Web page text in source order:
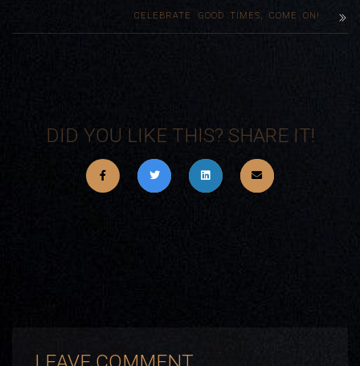
CELEBRATE GOOD TIMES, COME ON!
DID YOU LIKE THIS? SHARE IT!